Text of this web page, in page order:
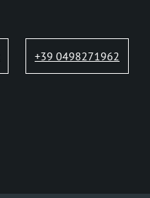
+39 0498271962